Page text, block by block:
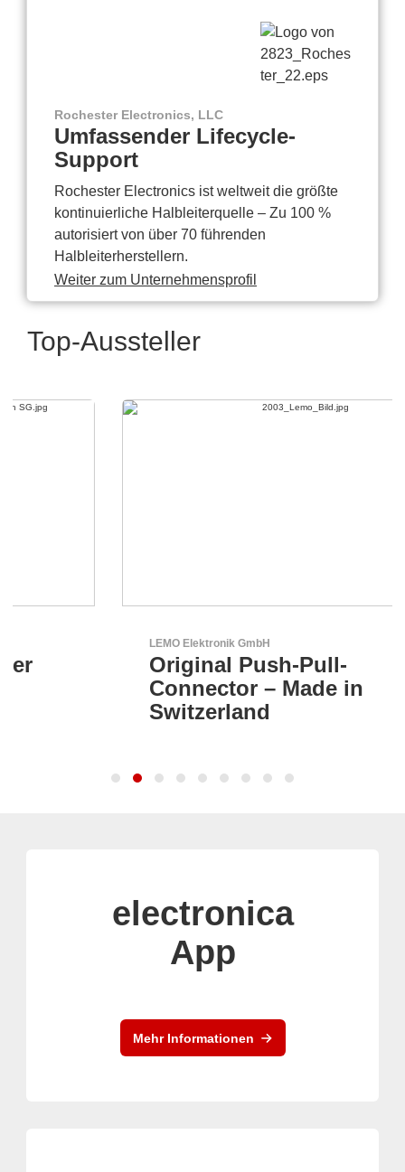
Rochester Electronics, LLC
Umfassender Lifecycle-
Support
Rochester Electronics ist weltweit die größte
kontinuierliche Halbleiterquelle – Zu 100 %
autorisiert von über 70 führenden
Halbleiterherstellern.
Weiter zum Unternehmensprofil
Top-Aussteller
LEMO Elektronik GmbH
Original Push-Pull-
Connector – Made in
Switzerland
electronica
App
Mehr Informationen